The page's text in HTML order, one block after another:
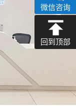
微信咨询
回到顶部